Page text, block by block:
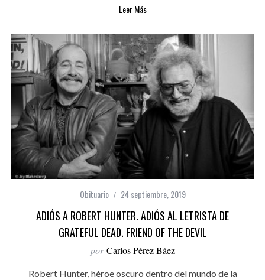
Leer Más
Obituario 24 septiembre, 2019
ADIÓS A ROBERT HUNTER. ADIÓS AL LETRISTA DE
GRATEFUL DEAD. FRIEND OF THE DEVIL
por Carlos Pérez Báez
Robert Hunter, héroe oscuro dentro del mundo de la